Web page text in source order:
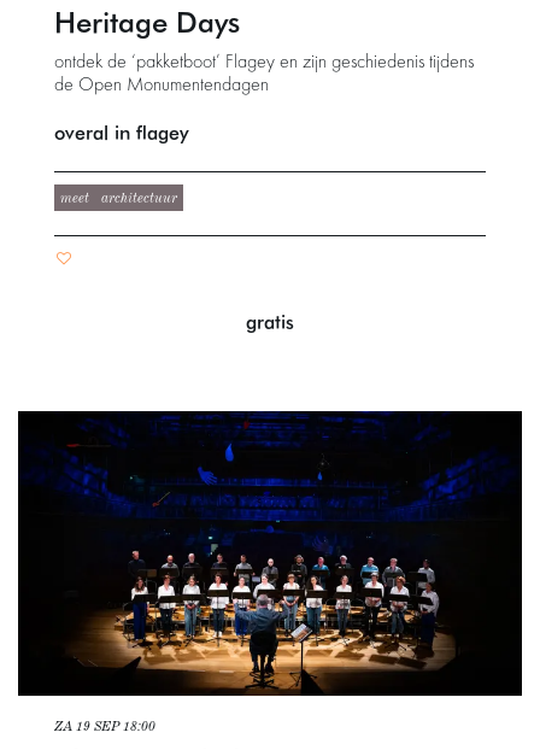
Heritage Days
ontdek de ‘pakketboot’ Flagey en zijn geschiedenis tijdens
de Open Monumentendagen
overal in flagey
meet architectuur
gratis
ZA 19 SEP18:00